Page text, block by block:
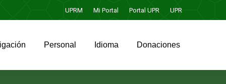
UPRM Mi Portal Portal UPR UPR
Personal Idioma Donaciones